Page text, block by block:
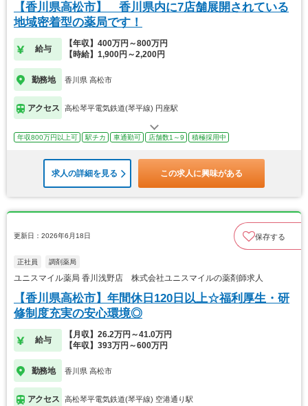
【香川県高松市】 香川県内に7店舗展開されている
地域密着型の薬局です！
給与
【年収】400万円～800万円
【時給】1,900円～2,200円
勤務地 香川県 高松市
アクセス 高松琴平電気鉄道(琴平線) 円座駅
年収800万円以上可 駅チカ 車通勤可 店舗数1～9 積極採用中
求人の詳細を見る この求人に興味がある
更新日：2026年6月18日 保存する
正社員 調剤薬局
ユニスマイル薬局 香川浅野店 株式会社ユニスマイルの薬剤師求人
【香川県高松市】年間休日120日以上☆福利厚生・研
修制度充実の安心環境◎
給与
【月収】26.2万円～41.0万円
【年収】393万円～600万円
勤務地 香川県 高松市
アクセス 高松琴平電気鉄道(琴平線) 空港通り駅